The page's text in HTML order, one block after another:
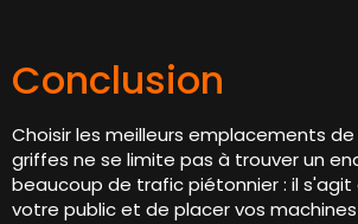
Conclusion
Choisir les meilleurs emplacements
griffes ne se limite pas à trouver un
beaucoup de trafic piétonnier : il
votre public et de placer vos